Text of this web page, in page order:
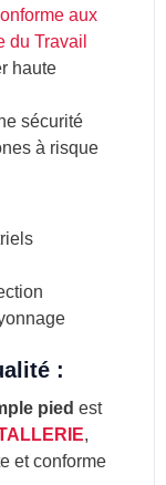
aux
du Travail
haute
sécurité
à risque
:
pied est
,
et conforme